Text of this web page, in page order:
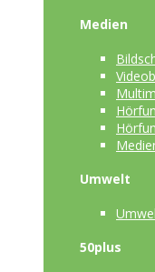
Medien
Umwelt
50plus